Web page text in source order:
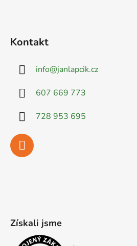
Kontakt
info@janlapcik.cz
607 669 773
728 953 695
Získali jsme